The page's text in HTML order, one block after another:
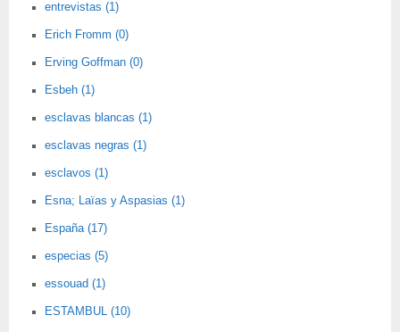
entrevistas (1)
Erich Fromm (0)
Erving Goffman (0)
Esbeh (1)
esclavas blancas (1)
esclavas negras (1)
esclavos (1)
Esna; Laïas y Aspasias (1)
España (17)
especias (5)
essouad (1)
ESTAMBUL (10)